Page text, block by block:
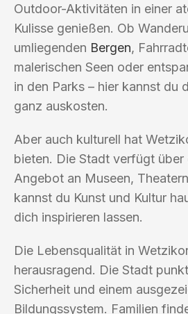
Outdoor-Aktivitäten in einer
Kulisse genießen. Ob
umliegenden Bergen,
malerischen Seen oder
in den Parks – hier kannst du
ganz auskosten.
Aber auch kulturell hat
bieten. Die Stadt verfügt
Angebot an Museen,
kannst du Kunst und Kultur
dich inspirieren lassen.
Die Lebensqualität in
herausragend. Die Stadt
Sicherheit und einem
Bildungssystem. Familien